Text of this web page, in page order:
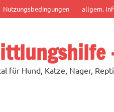
Nutzungsbedingungen allgem.
für Hund, Katze, Nager,